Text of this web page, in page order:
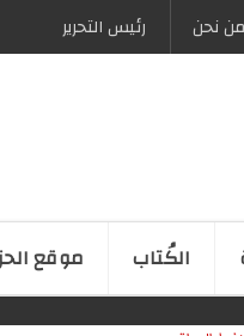
من نحن رئیس التحریر
الكُتاب موقع